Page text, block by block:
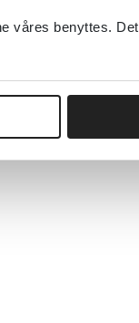
våres benyttes.